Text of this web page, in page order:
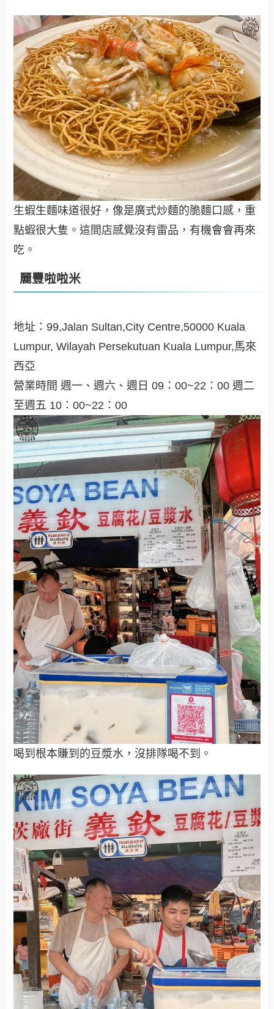
生蝦生麵味道很好，像是廣式炒麵的脆麵口感，重
點蝦很大隻。這間店感覺沒有雷品，有機會會再來
吃。
麗豐啦啦米
地址：99,Jalan Sultan,City Centre,50000 Kuala
Lumpur, Wilayah Persekutuan Kuala Lumpur,馬來
西亞
營業時間 週一、週六、週日 09：00~22：00 週二
至週五 10：00~22：00
喝到根本賺到的豆漿水，沒排隊喝不到。